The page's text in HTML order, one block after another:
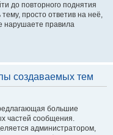
до повторного поднятия
просто ответив на неё,
нарушаете правила
создаваемых тем
большие
частей сообщения.
администратором,